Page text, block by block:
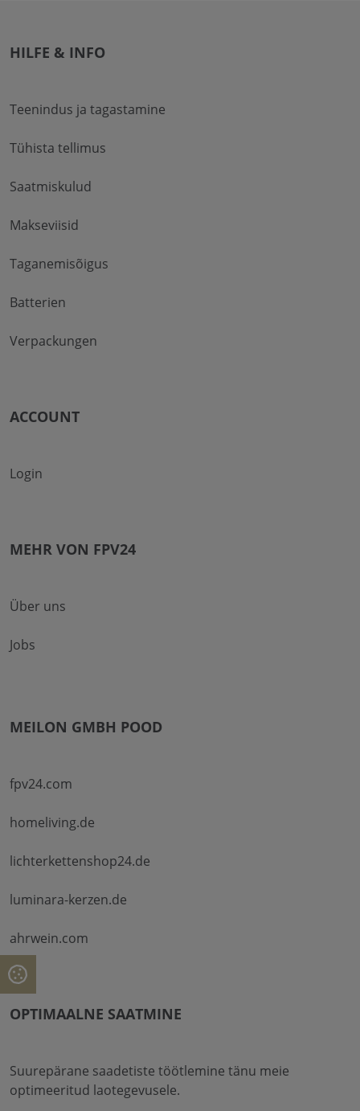
HILFE & INFO
Teenindus ja tagastamine
Tühista tellimus
Saatmiskulud
Makseviisid
Taganemisõigus
Batterien
Verpackungen
ACCOUNT
Login
MEHR VON FPV24
Über uns
Jobs
MEILON GMBH POOD
fpv24.com
homeliving.de
lichterkettenshop24.de
luminara-kerzen.de
ahrwein.com
OPTIMAALNE SAATMINE
Suurepärane saadetiste töötlemine tänu meie
optimeeritud laotegevusele.